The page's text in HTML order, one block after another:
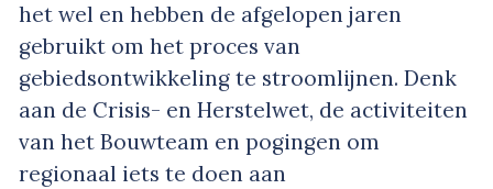
het wel en hebben de afgelopen jaren
gebruikt om het proces van
gebiedsontwikkeling te stroomlijnen. Denk
aan de Crisis- en Herstelwet, de activiteiten
van het Bouwteam en pogingen om
regionaal iets te doen aan